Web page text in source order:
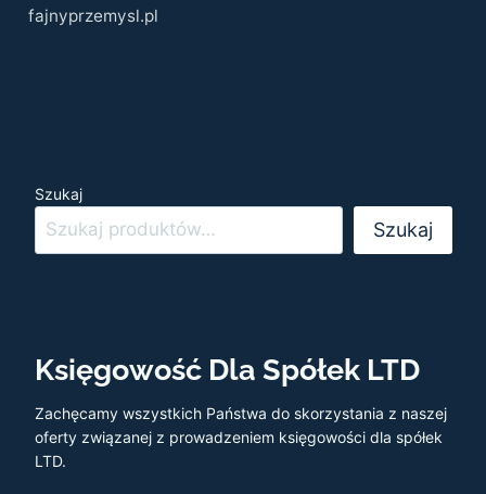
fajnyprzemysl.pl
Szukaj
Szukaj
Księgowość Dla Spółek LTD
Zachęcamy wszystkich Państwa do skorzystania z naszej
oferty związanej z prowadzeniem księgowości dla spółek
LTD.